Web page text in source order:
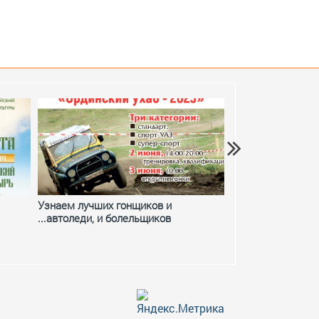
Узнаем лучших гонщиков и
...автоледи, и болельщиков